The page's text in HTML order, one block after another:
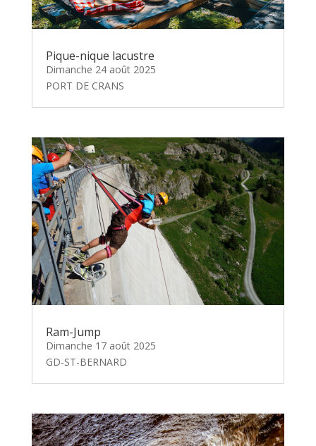
Pique-nique lacustre
Dimanche 24 août 2025
PORT DE CRANS
Ram-Jump
Dimanche 17 août 2025
GD-ST-BERNARD